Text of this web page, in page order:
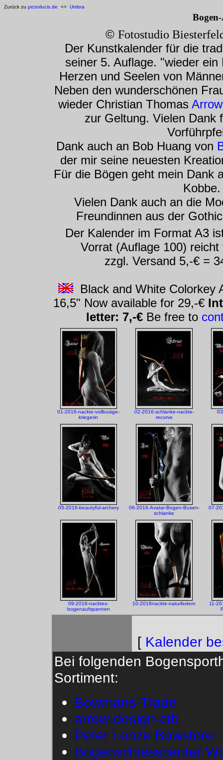
Zurück zu pictorlucis.de => Umbra
© Fotostudio
Der Kunstkalender für die
seiner 5. Auflage. "wieder
Herzen und Seelen von
Neben den wunderschönen
wieder Christian Thomas
zur Geltung. Vielen Dank
Dank auch an Bob Huang von
der mir seine neuesten
Für die Bögen geht mein Dank
Kobbe.
Vielen Dank auch an die
Freundinnen aus der
Der Kalender im Format A3
Vorrat (Auflage 100)
zzgl. Versand 5,-€ =
Black and White Colorkey
16,5" Now available for 29,-€
letter: 7,-€ Be free to
01-2016-nackte-vollbusige-
kriegerin
02-2016-schlanke-nackte-
recurve
05-2016-beautyful-archery
06-2016-Avatar-Bogen-Busen-
schlanke
07-
09-2016-nacktes-
bogenaufspannen
10-2016nackte-naturfedern
11-
[Kalender
Bei folgenden
Sortiment:
Bowmans-Trade
arrow-design-cth
Peter Lenze Bowstore
Bogenschiesscenter